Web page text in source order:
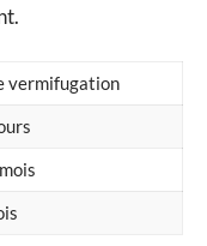
vermifugation